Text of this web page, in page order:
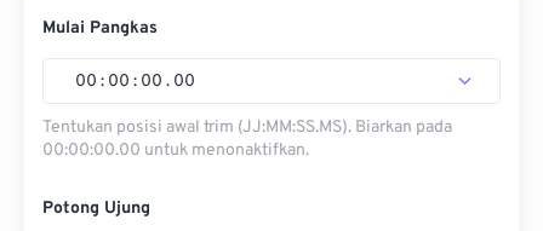
Mulai Pangkas
00 : 00 : 00 . 00
Tentukan posisi awal trim (JJ:MM:SS.MS). Biarkan pada
00:00:00.00 untuk menonaktifkan.
Potong Ujung